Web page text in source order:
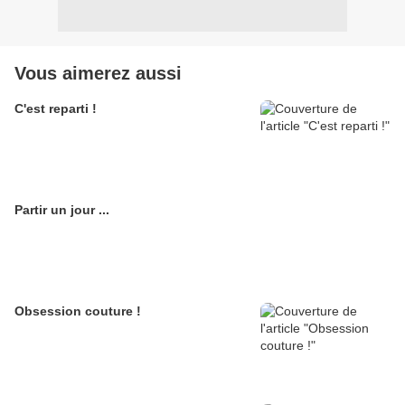
Vous aimerez aussi
C'est reparti !
Partir un jour ...
Obsession couture !